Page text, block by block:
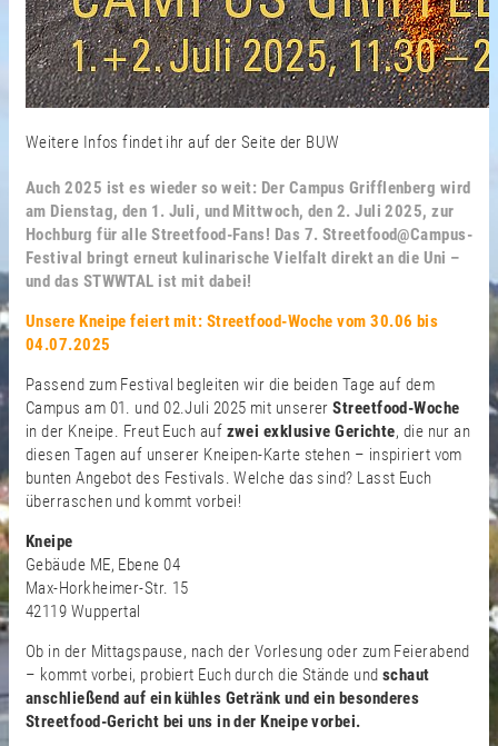
Weitere Infos findet ihr auf der Seite der BUW
Auch 2025 ist es wieder so weit: Der Campus Grifflenberg wird
am Dienstag, den 1. Juli, und Mittwoch, den 2. Juli 2025, zur
Hochburg für alle Streetfood-Fans! Das 7. Streetfood@Campus-
Festival bringt erneut kulinarische Vielfalt direkt an die Uni –
und das STWWTAL ist mit dabei!
Unsere Kneipe feiert mit: Streetfood-Woche vom 30.06 bis
04.07.2025
Passend zum Festival begleiten wir die beiden Tage auf dem
Campus am 01. und 02.Juli 2025 mit unsererStreetfood-Woche
in der Kneipe. Freut Euch auf zwei exklusive Gerichte, die nur an
diesen Tagen auf unserer Kneipen-Karte stehen – inspiriert vom
bunten Angebot des Festivals. Welche das sind? Lasst Euch
überraschen und kommt vorbei!
Kneipe
Gebäude ME, Ebene 04
Max-Horkheimer-Str. 15
42119 Wuppertal
Ob in der Mittagspause, nach der Vorlesung oder zum Feierabend
– kommt vorbei, probiert Euch durch die Stände und schaut
anschließend auf ein kühles Getränk und ein besonderes
Streetfood-Gericht bei uns in der Kneipe vorbei.